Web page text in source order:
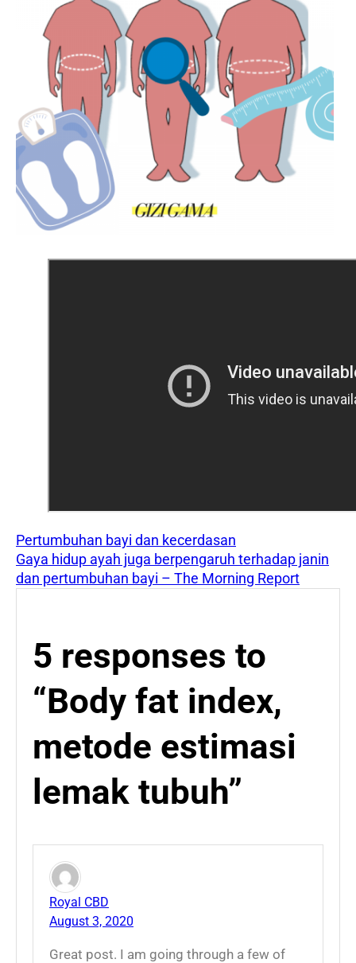
Pertumbuhan bayi dan kecerdasan
Gaya hidup ayah juga berpengaruh terhadap janin
dan pertumbuhan bayi – The Morning Report
5 responses to
“Body fat index,
metode estimasi
lemak tubuh”
Royal CBD
August 3, 2020
Great post. I am going through a few of